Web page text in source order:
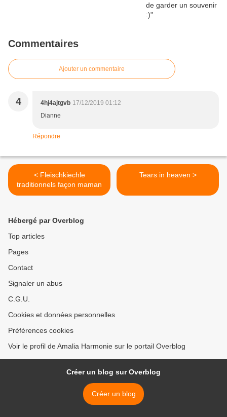
Commentaires
Ajouter un commentaire
4 4hj4ajtgvb 17/12/2019 01:12
Dianne
Répondre
< Fleischkiechle
traditionnels façon maman
Tears in heaven >
Hébergé par Overblog
Top articles
Pages
Contact
Signaler un abus
C.G.U.
Cookies et données personnelles
Préférences cookies
Voir le profil de Amalia Harmonie sur le portail Overblog
Créer un blog sur Overblog
Créer un blog